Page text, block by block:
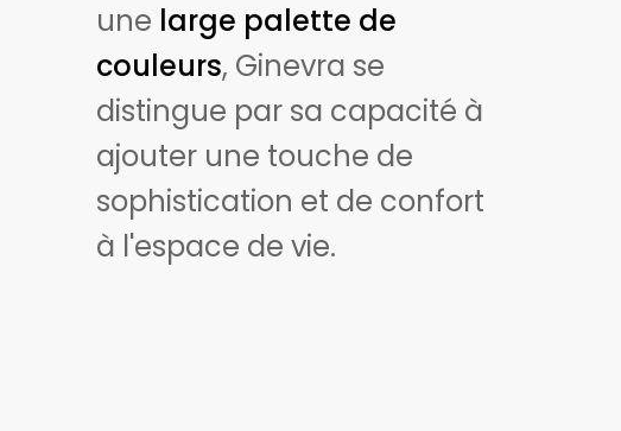
une large palette de
couleurs, Ginevra se
distingue par sa capacité à
ajouter une touche de
sophistication et de confort
à l'espace de vie.